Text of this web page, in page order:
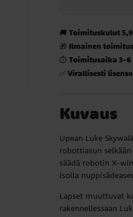
🚚Toimituskulut
🎁 Ilmainen
⏱️Toimitusaika 3-
✅Virallisesti
Kuvaus
Upean Luke
robottiasun
säädä robotin X-
isolla
Lapset muuttuvat
rakennellessaan